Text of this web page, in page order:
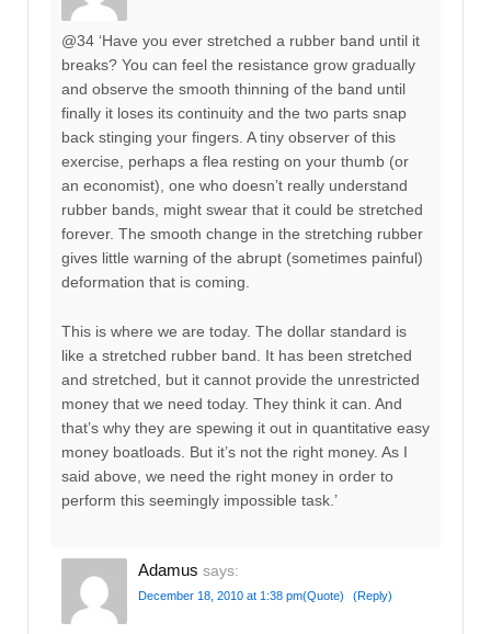
@34 ‘Have you ever stretched a rubber band until it
breaks? You can feel the resistance grow gradually
and observe the smooth thinning of the band until
finally it loses its continuity and the two parts snap
back stinging your fingers. A tiny observer of this
exercise, perhaps a flea resting on your thumb (or
an economist), one who doesn’t really understand
rubber bands, might swear that it could be stretched
forever. The smooth change in the stretching rubber
gives little warning of the abrupt (sometimes painful)
deformation that is coming.
This is where we are today. The dollar standard is
like a stretched rubber band. It has been stretched
and stretched, but it cannot provide the unrestricted
money that we need today. They think it can. And
that’s why they are spewing it out in quantitative easy
money boatloads. But it’s not the right money. As I
said above, we need the right money in order to
perform this seemingly impossible task.’
Adamus says:
December 18, 2010 at 1:38 pm(Quote) (Reply)